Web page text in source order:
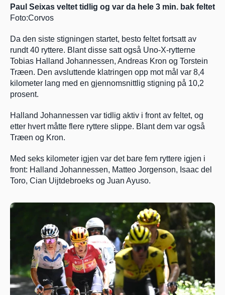
Foto:Corvos
Da den siste stigningen startet, besto feltet fortsatt av
rundt 40 ryttere. Blant disse satt også Uno-X-rytterne
Tobias Halland Johannessen, Andreas Kron og Torstein
Træen. Den avsluttende klatringen opp mot mål var 8,4
kilometer lang med en gjennomsnittlig stigning på 10,2
prosent.
Halland Johannessen var tidlig aktiv i front av feltet, og
etter hvert måtte flere ryttere slippe. Blant dem var også
Træen og Kron.
Med seks kilometer igjen var det bare fem ryttere igjen i
front: Halland Johannessen, Matteo Jorgenson, Isaac del
Toro, Cian Uijtdebroeks og Juan Ayuso.